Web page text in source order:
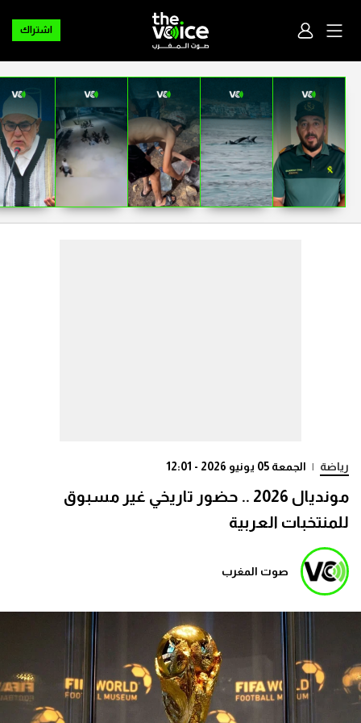
اشتراك
رياضة | الجمعة 05 يونيو 2026 - 12:01
مونديال 2026 .. حضور تاريخي غير مسبوق
للمنتخبات العربية
صوت المغرب